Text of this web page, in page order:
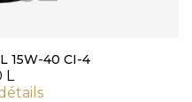
15W-40 CI-4
L